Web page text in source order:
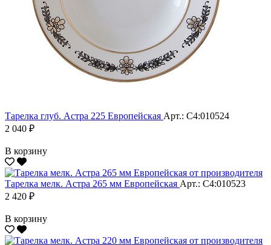
Тарелка глуб. Астра 225 Европейская Арт.: С4:010524
2 040 ₽
В корзину
Тарелка мелк. Астра 265 мм Европейская Арт.: С4:010523
2 420 ₽
В корзину